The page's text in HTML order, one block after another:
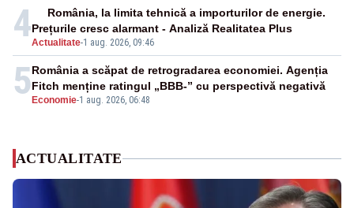
4Actualitate-1 aug. 2026, 09:46
România, la limita tehnică a importurilor de energie.
Prețurile cresc alarmant - Analiză Realitatea Plus
5 Economie-1 aug. 2026, 06:48
România a scăpat de retrogradarea economiei. Agenția
Fitch menține ratingul „BBB-” cu perspectivă negativă
ACTUALITATE